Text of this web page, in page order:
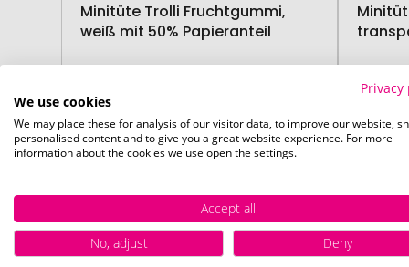
Minitüte Trolli Fruchtgummi,
weiß mit 50% Papieranteil
03. September 03.
MADE
Privacy
We use cookies
We may place these for analysis of our visitor data, to improve our website,
personalised content and to give you a great website experience. For more
information about the cookies we use open the settings.
Accept all
No, adjust
Deny